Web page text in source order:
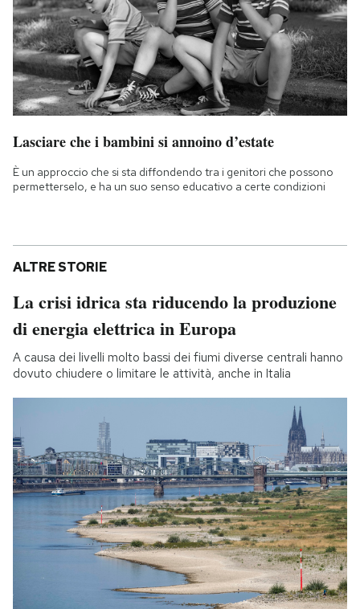
Lasciare che i bambini si annoino d’estate
È un approccio che si sta diffondendo tra i genitori che possono
permetterselo, e ha un suo senso educativo a certe condizioni
ALTRE STORIE
La crisi idrica sta riducendo la produzione
di energia elettrica in Europa
A causa dei livelli molto bassi dei fiumi diverse centrali hanno
dovuto chiudere o limitare le attività, anche in Italia